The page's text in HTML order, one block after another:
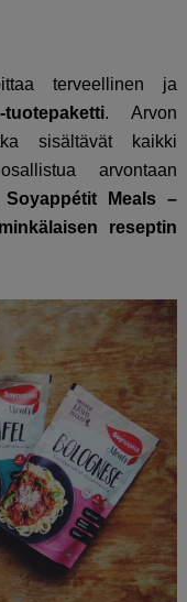
terveellinen ja
. Arvon
sisältävät kaikki
arvontaan
Soyappétit Meals –
reseptin